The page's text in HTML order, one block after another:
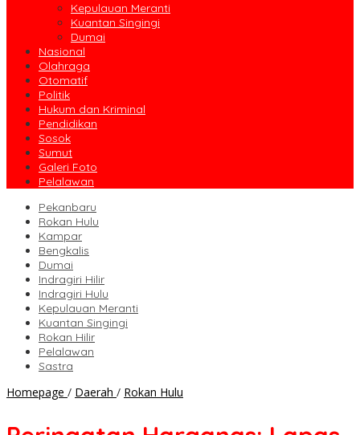
Kepulauan Meranti
Kuantan Singingi
Dumai
Nasional
Olahraga
Otomatif
Politik
Hukum dan Kriminal
Pendidikan
Sosok
Sumut
Galeri Foto
Pelalawan
Pekanbaru
Rokan Hulu
Kampar
Bengkalis
Dumai
Indragiri Hilir
Indragiri Hulu
Kepulauan Meranti
Kuantan Singingi
Rokan Hilir
Pelalawan
Sastra
Homepage / Daerah / Rokan Hulu